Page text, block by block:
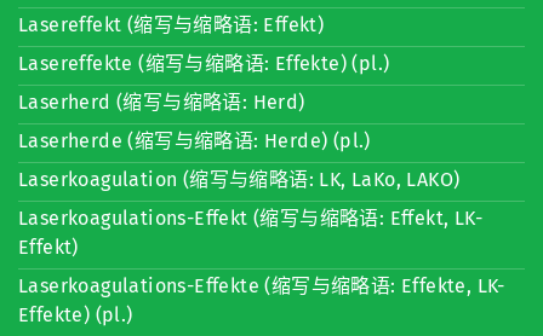
Lasereffekt (缩写与缩略语: Effekt)
Lasereffekte (缩写与缩略语: Effekte) (pl.)
Laserherd (缩写与缩略语: Herd)
Laserherde (缩写与缩略语: Herde) (pl.)
Laserkoagulation (缩写与缩略语: LK, LaKo, LAKO)
Laserkoagulations-Effekt (缩写与缩略语: Effekt, LK-
Effekt)
Laserkoagulations-Effekte (缩写与缩略语: Effekte, LK-
Effekte) (pl.)